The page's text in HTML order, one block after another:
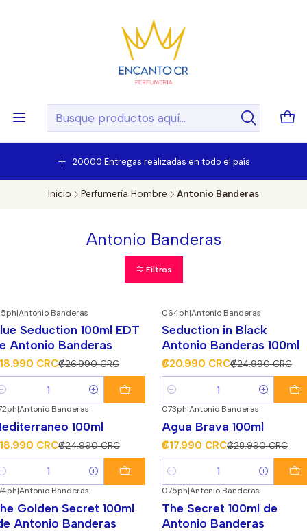
20.000 Entregas realizadas en todo el país
Inicio Perfumería Hombre Antonio Banderas
Antonio Banderas
Filtros
¡Súper Descuento!
|Antonio Banderas
Seduction 100ml EDT
Antonio Banderas
CRC₡26.990 CRC
-16%¡Súper Descuento!
064ph|Antonio Banderas
Seduction in Black
Antonio Banderas 100ml
₡20.990 CRC₡24.990 CRC
Cantidad
¡Súper Descuento!
|Antonio Banderas
100ml
CRC₡24.990 CRC
-38% ¡Súper Descuento!
073ph|Antonio Banderas
Agua Brava 100ml
₡17.990 CRC₡28.990 CRC
Cantidad
¡Súper Descuento!
|Antonio Banderas
Golden Secret 100ml
Antonio Banderas
075ph|Antonio Banderas
The Secret 100ml de
Antonio Banderas